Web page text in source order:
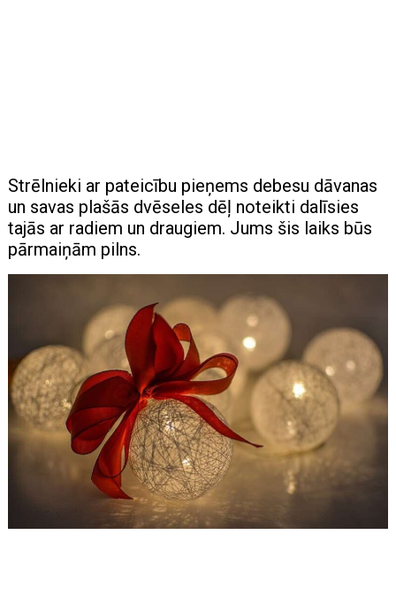
Strēlnieki ar pateicību pieņems debesu dāvanas
un savas plašās dvēseles dēļ noteikti dalīsies
tajās ar radiem un draugiem. Jums šis laiks būs
pārmaiņām pilns.